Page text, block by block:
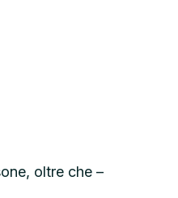
oltre che –